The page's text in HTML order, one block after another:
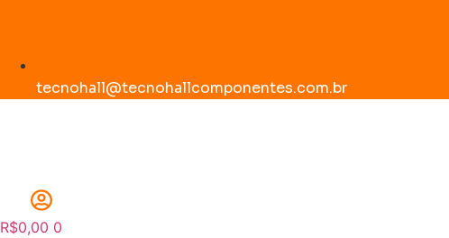
tecnohall@tecnohallcomponentes.com.br
R$0,00 0